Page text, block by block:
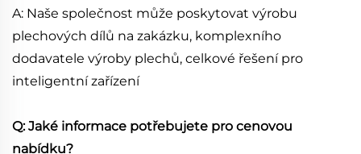
A: Naše společnost může poskytovat výrobu
plechových dílů na zakázku, komplexního
dodavatele výroby plechů, celkové řešení pro
inteligentní zařízení
Q: Jaké informace potřebujete pro cenovou
nabídku?